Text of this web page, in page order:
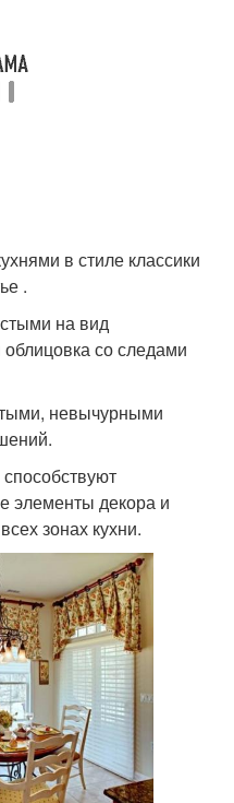
в стиле классики
.
на вид
со следами
невычурными
элементы декора и
зонах кухни.